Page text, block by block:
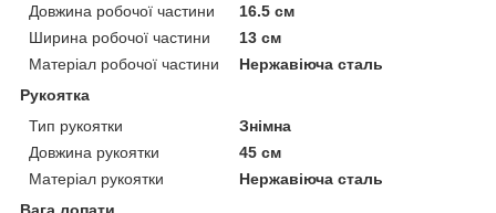
Довжина робочої частини
16.5 см
Ширина робочої частини
13 см
Матеріал робочої частини
Нержавіюча сталь
Рукоятка
Тип рукоятки
Знімна
Довжина рукоятки
45 см
Матеріал рукоятки
Нержавіюча сталь
Вага лопати